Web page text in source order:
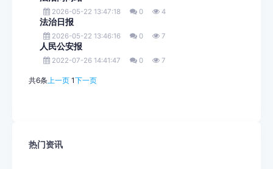
2026-05-22 13:47:18 0 4
法治日报
2026-05-22 13:46:16 0 7
人民公安报
2022-07-26 14:41:47 0 7
共6条上一页 1下一页
热门资讯